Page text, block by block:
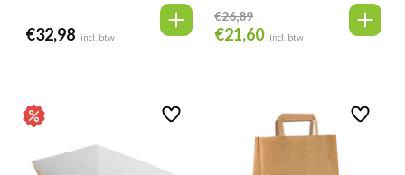
€32,98 incl. btw
€26,89
Oorspronkelijke
€21,60 Huidige
incl. btw